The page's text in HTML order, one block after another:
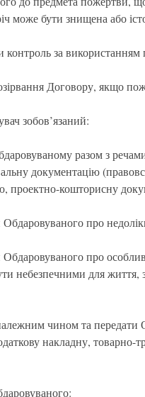
може бути знищена або
контроль за
Договору, якщо
зобов’язаний:
разом з
документацію
проектно-кошторисну
про
про
небезпечними для
чином та передати
накладну, товарно-